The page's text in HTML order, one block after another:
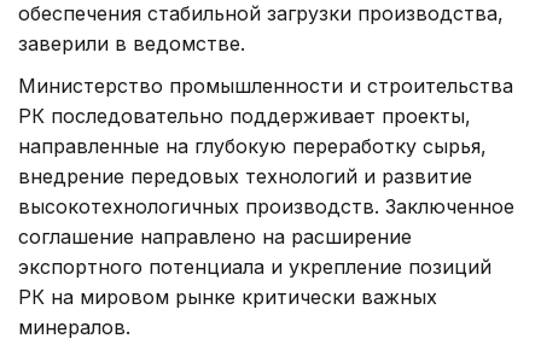
обеспечения стабильной загрузки производства,
заверили в ведомстве.
Министерство промышленности и строительства
РК последовательно поддерживает проекты,
направленные на глубокую переработку сырья,
внедрение передовых технологий и развитие
высокотехнологичных производств. Заключенное
соглашение направлено на расширение
экспортного потенциала и укрепление позиций
РК на мировом рынке критически важных
минералов.